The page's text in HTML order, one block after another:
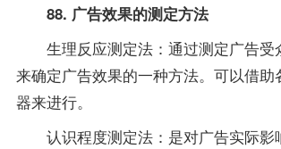
88. 广告效果的测定方法
生理反应测定法：通过测定广告受
来确定广告效果的一种方法。可以借助
器来进行。
认识程度测定法：是对广告实际影